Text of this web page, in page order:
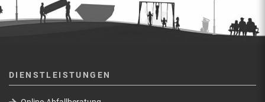
DIENSTLEISTUNGEN